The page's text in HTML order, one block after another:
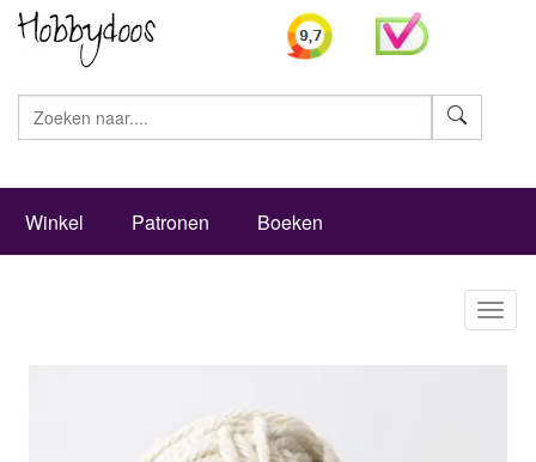
Winkel Patronen Boeken